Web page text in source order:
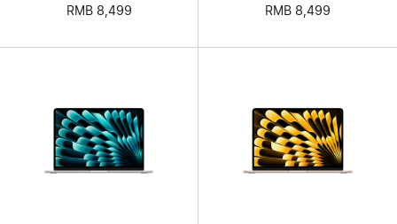
RMB 8,499
RMB 8,499